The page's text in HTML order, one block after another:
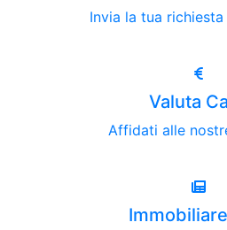
Invia la tua
Valuta
Affidati alle